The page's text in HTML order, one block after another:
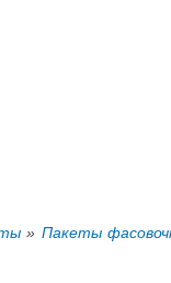
» Пакеты